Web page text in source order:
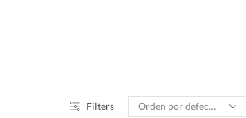
Filters